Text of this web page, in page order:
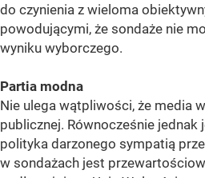
do czynienia z wieloma
powodującymi, że sondaże nie
wyniku wyborczego.
Partia modna
Nie ulega wątpliwości, że media
publicznej. Równocześnie
polityka darzonego sympatią
w sondażach jest